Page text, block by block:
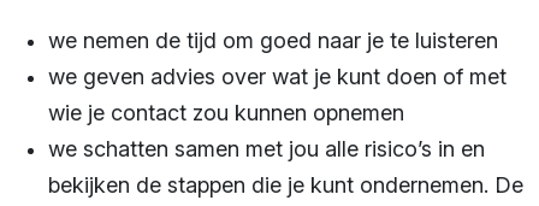
we nemen de tijd om goed naar je te luisteren
we geven advies over wat je kunt doen of met
wie je contact zou kunnen opnemen
we schatten samen met jou alle risico’s in en
bekijken de stappen die je kunt ondernemen. De